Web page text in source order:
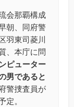
会那覇構成
朝、同府警
羽東司菱川
、本庁に問
ピューター
男であると
警捜査員が
定。